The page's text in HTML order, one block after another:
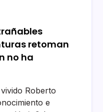
retoman
no ha
Roberto
e